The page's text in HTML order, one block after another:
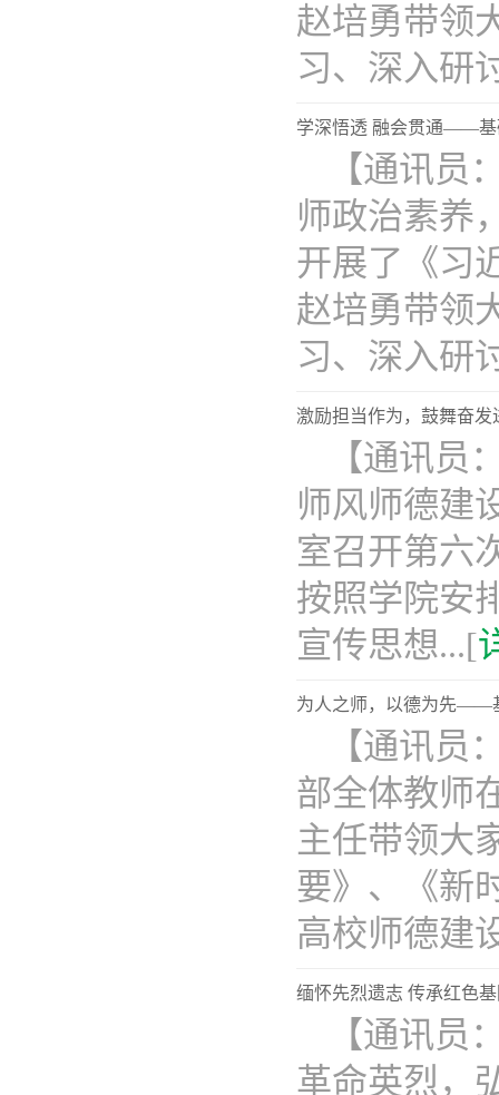
赵培勇带领
习、深入研
学深悟透 融会贯通——基
【通讯员
师政治素养
开展了《习
赵培勇带领
习、深入研
激励担当作为，鼓舞奋
【通讯员
师风师德建
室召开第六
按照学院安
宣传思想...[
为人之师，以德为先——
【通讯员
部全体教师
主任带领大
要》、《新
高校师德建
缅怀先烈遗志 传承红色
【通讯员
革命英烈，